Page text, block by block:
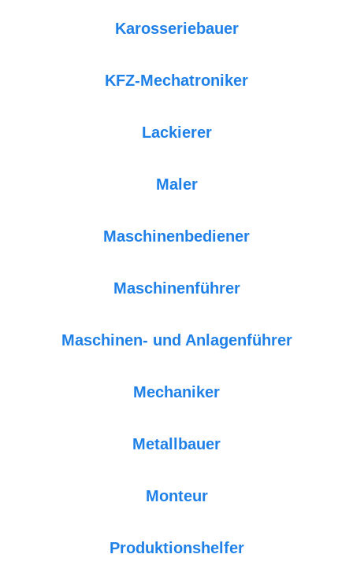
Karosseriebauer
KFZ-Mechatroniker
Lackierer
Maler
Maschinenbediener
Maschinenführer
Maschinen- und Anlagenführer
Mechaniker
Metallbauer
Monteur
Produktionshelfer